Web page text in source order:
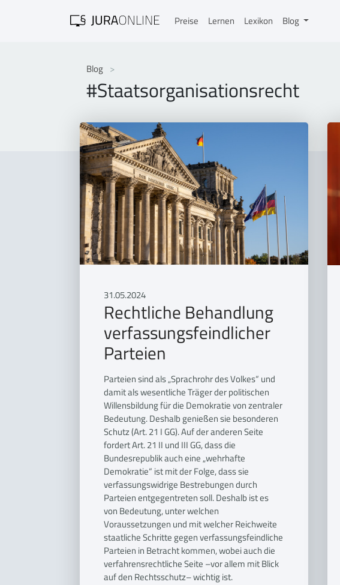
Preise Lernen Lexikon Blog
Blog
#Staatsorganisationsrecht
31.05.2024
Rechtliche Behandlung
verfassungsfeindlicher
Parteien
Parteien sind als „Sprachrohr des Volkes“ und
damit als wesentliche Träger der politischen
Willensbildung für die Demokratie von zentraler
Bedeutung. Deshalb genießen sie besonderen
Schutz (Art. 21 I GG). Auf der anderen Seite
fordert Art. 21 II und III GG, dass die
Bundesrepublik auch eine „wehrhafte
Demokratie“ ist mit der Folge, dass sie
verfassungswidrige Bestrebungen durch
Parteien entgegentreten soll. Deshalb ist es
von Bedeutung, unter welchen
Voraussetzungen und mit welcher Reichweite
staatliche Schritte gegen verfassungsfeindliche
Parteien in Betracht kommen, wobei auch die
verfahrensrechtliche Seite –vor allem mit Blick
auf den Rechtsschutz– wichtig ist.